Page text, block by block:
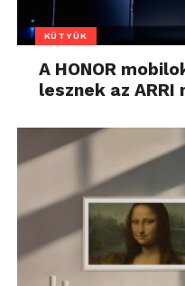
KÜTYÜK
A HONOR
lesznek az ARRI